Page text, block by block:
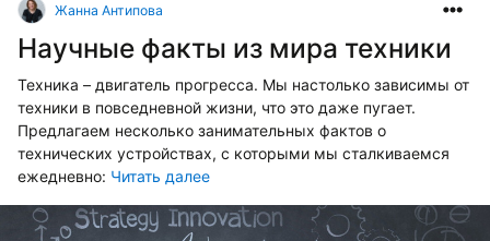
Жанна Антипова
Научные факты из мира техники
Техника – двигатель прогресса. Мы настолько зависимы от
техники в повседневной жизни, что это даже пугает.
Предлагаем несколько занимательных фактов о
технических устройствах, с которыми мы сталкиваемся
ежедневно: Читать далее